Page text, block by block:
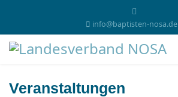
info@baptisten-nosa.de
Veranstaltungen